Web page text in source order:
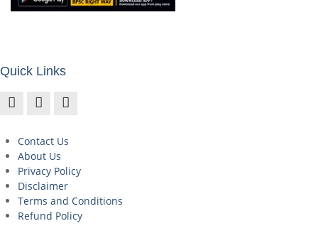
Quick Links
Contact Us
About Us
Privacy Policy
Disclaimer
Terms and Conditions
Refund Policy